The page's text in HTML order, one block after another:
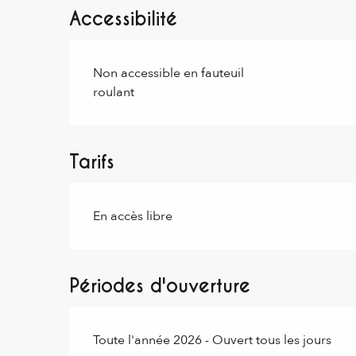
Accessibilité
Non accessible en fauteuil
roulant
Tarifs
En accès libre
Périodes d'ouverture
Toute l'année 2026 - Ouvert tous les jours